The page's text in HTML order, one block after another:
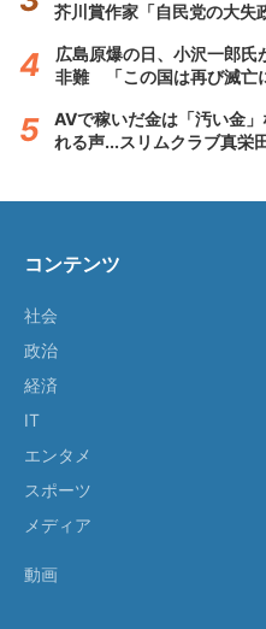
芥川賞作家「自民党の大失
広島原爆の日、小沢一郎氏
非難 「この国は再び滅亡
AVで稼いだ金は「汚い金
れる声...スリムクラブ真栄
コンテンツ
社会
政治
経済
IT
エンタメ
スポーツ
メディア
動画